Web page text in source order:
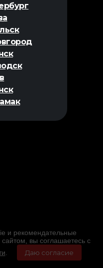
и рекомендательные
вы соглашаетесь с
Даю согласие